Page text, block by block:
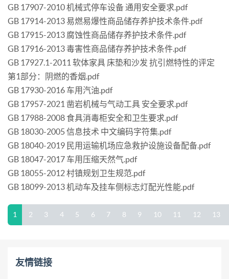
GB 17907-2010 机械式停车设备 通用安全要求.pdf
GB 17914-2013 易燃易爆性商品储存养护技术条件.pdf
GB 17915-2013 腐蚀性商品储存养护技术条件.pdf
GB 17916-2013 毒害性商品储存养护技术条件.pdf
GB 17927.1-2011 软体家具 床垫和沙发 抗引燃特性的评定
第1部分：阴燃的香烟.pdf
GB 17930-2016 车用汽油.pdf
GB 17957-2021 凿岩机械与气动工具 安全要求.pdf
GB 17988-2008 食具消毒柜安全和卫生要求.pdf
GB 18030-2005 信息技术 中文编码字符集.pdf
GB 18040-2019 民用运输机场应急救护设施设备配备.pdf
GB 18047-2017 车用压缩天然气.pdf
GB 18055-2012 村镇规划卫生规范.pdf
GB 18099-2013 机动车及挂车侧标志灯配光性能.pdf
1 2 3 4 5 6 7 8 9 10 11 12 13
友情链接